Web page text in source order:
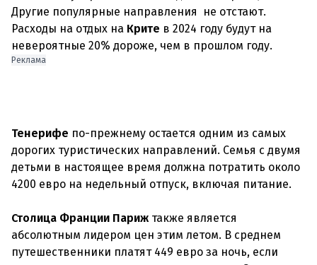
Другие популярные направления не отстают.
Расходы на отдых на Крите в 2024 году будут на
Реклама
Тенерифе по-прежнему остается одним из самых
дорогих туристических направлений. Семья с двумя
детьми в настоящее время должна потратить около
4200 евро на недельный отпуск, включая питание.
Столица Франции Париж также является
абсолютным лидером цен этим летом. В среднем
путешественники платят 449 евро за ночь, если